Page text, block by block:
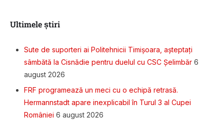
Ultimele știri
Sute de suporteri ai Politehnicii Timișoara, așteptați
sâmbătă la Cisnădie pentru duelul cu CSC Șelimbăr 6
august 2026
FRF programează un meci cu o echipă retrasă.
Hermannstadt apare inexplicabil în Turul 3 al Cupei
României 6 august 2026